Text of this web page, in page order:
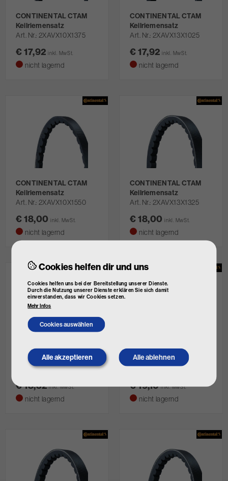
CONTINENTAL CTAM
Keilriemensatz
Art. Nr. 2XAVX10X1375
€ 17,92inkl. MwSt.
nicht lagernd
CONTINENTAL CTAM
Keilriemensatz
Art. Nr. 2XAVX13X1025
€ 17,92inkl. MwSt.
nicht lagernd
CONTINENTAL CTAM
Keilriemensatz
Art. Nr. 2XAVX10X1550
€ 18,00inkl. MwSt.
nicht lagernd
CONTINENTAL CTAM
Keilriemensatz
Art. Nr. 2XAVX13X1325
€ 18,00inkl. MwSt.
nicht lagernd
CONTINENTAL CTAM
Keilriemensatz
Art. Nr. 2XAVX13X1075
€ 18,32inkl. MwSt.
nicht lagernd
CONTINENTAL CTAM
Keilriemensatz
Art. Nr. 2XAVX13X1150
€ 19,10inkl. MwSt.
nicht lagernd
Cookies helfen dir und uns
Cookies helfen uns bei der Bereitstellung unserer Dienste.
Durch die Nutzung unserer Dienste erklären Sie sich damit
einverstanden, dass wir Cookies setzen.
Mehr Infos
Cookies auswählen
Alle akzeptieren
Withdraw
consent
Alle ablehnen